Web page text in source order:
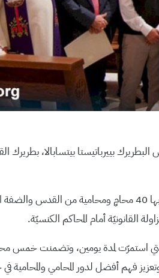
بييرباتيستا بيتسابالا، بطريرك
وكانت المحكمة الكنسيّة اللاتينيّة في القدس والناصرة، قد نظمت خلال الفترة ما بين 25 إلى 27 تشرين الثاني الحالي، دورة قانونيّة شارك بها 40 محامٍ
أمام المحاكم الكنسيّة.
التي استمرّت لمدة يومين، وتضمنت خمس
فهم أفضل لدور المحامي والمحامية